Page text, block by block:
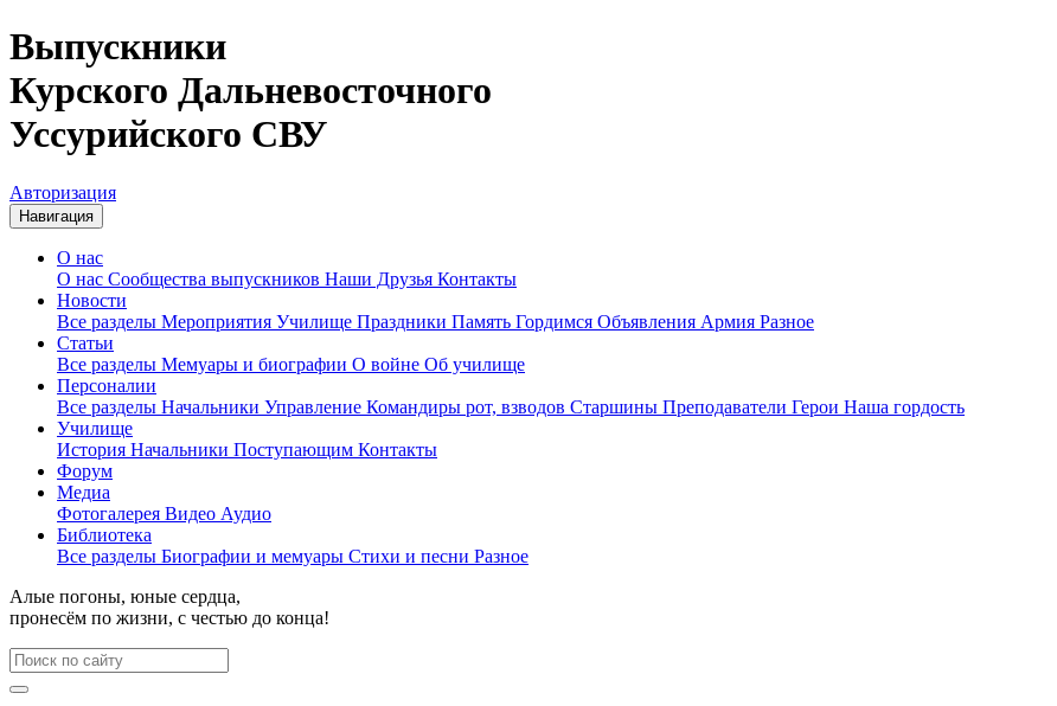
Выпускники
Курского Дальневосточного
Уссурийского СВУ
Авторизация
Навигация
О нас
О нас Сообщества выпускников Наши Друзья Контакты
Новости
Все разделы Мероприятия Училище Праздники Память Гордимся Объявления Армия Разное
Статьи
Все разделы Мемуары и биографии О войне Об училище
Персоналии
Все разделы Начальники Управление Командиры рот, взводов Старшины Преподаватели Герои Наша гордость
Училище
История Начальники Поступающим Контакты
Форум
Медиа
Фотогалерея Видео Аудио
Библиотека
Все разделы Биографии и мемуары Стихи и песни Разное
Алые погоны, юные сердца,
пронесём по жизни, с честью до конца!